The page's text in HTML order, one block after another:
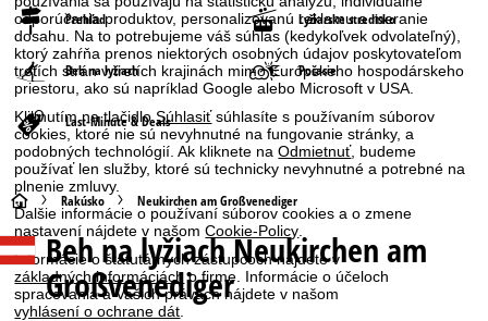
odporúčania produktov, personalizovanú reklamu a meranie
dosahu. Na to potrebujeme váš súhlas (kedykoľvek odvolateľný),
ktorý zahŕňa prenos niektorých osobných údajov poskytovateľom
tretích strán v tretích krajinách mimo Európskeho hospodárskeho
priestoru, ako sú napríklad Google alebo Microsoft v USA.
Kliknutím na tlačidloSúhlasiťsúhlasíte s používaním súborov
cookies, ktoré nie sú nevyhnutné na fungovanie stránky, a
podobných technológií. Ak kliknete naOdmietnuť, budeme
používať len služby, ktoré sú technicky nevyhnutné a potrebné na
plnenie zmluvy.
Ďalšie informácie o používaní súborov cookies a o zmene
nastavení nájdete v našomCookie-Policy
Informácie o štatutárnych zástupcoch nájdete v
základných informáciácho firme. Informácie o účeloch
spracovania a Vašich právach nájdete v našom
vyhlásení o ochrane dát
Prehľad Lyžiarske stredisko
Beh na lyžiach Počasie
Last-Minute & Deals
H
l
a
Rakúsko Neukirchen am Großvenediger
Beh na lyžiach Neukirchen am
Großvenediger